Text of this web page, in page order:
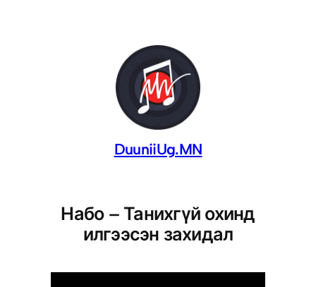
DuuniiUg.MN
Набо – Танихгүй охинд
илгээсэн захидал